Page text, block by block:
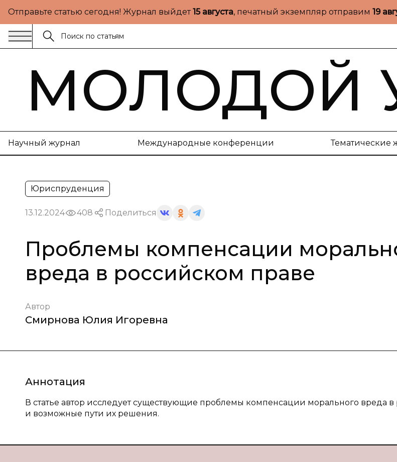
Отправьте статью сегодня! Журнал выйдет15 августа, печатный экземпляр отправим 19
МОЛОДОЙ
Научный журнал Международные конференции Тематические
Юриспруденция
13.12.2024 408 Поделиться
Проблемы компенсации
вреда в российском праве
Автор
Смирнова Юлия Игоревна
Аннотация
В статье автор исследует существующие проблемы компенсации морального вреда
и возможные пути их решения.